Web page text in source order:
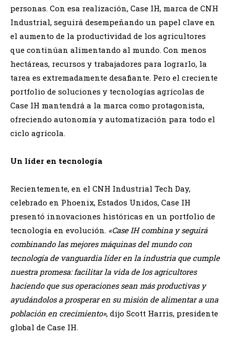
personas. Con esa realización, Case IH, marca de CNH
Industrial, seguirá desempeñando un papel clave en
el aumento de la productividad de los agricultores
que continúan alimentando al mundo. Con menos
hectáreas, recursos y trabajadores para lograrlo, la
tarea es extremadamente desafiante. Pero el creciente
portfolio de soluciones y tecnologías agrícolas de
Case IH mantendrá a la marca como protagonista,
ofreciendo autonomía y automatización para todo el
ciclo agrícola.
Un líder en tecnología
Recientemente, en el CNH Industrial Tech Day,
celebrado en Phoenix, Estados Unidos, Case IH
presentó innovaciones históricas en un portfolio de
tecnología en evolución. «Case IH combina y seguirá
combinando las mejores máquinas del mundo con
tecnología de vanguardia líder en la industria que cumple
nuestra promesa: facilitar la vida de los agricultores
haciendo que sus operaciones sean más productivas y
ayudándolos a prosperar en su misión de alimentar a una
población en crecimiento», dijo Scott Harris, presidente
global de Case IH.